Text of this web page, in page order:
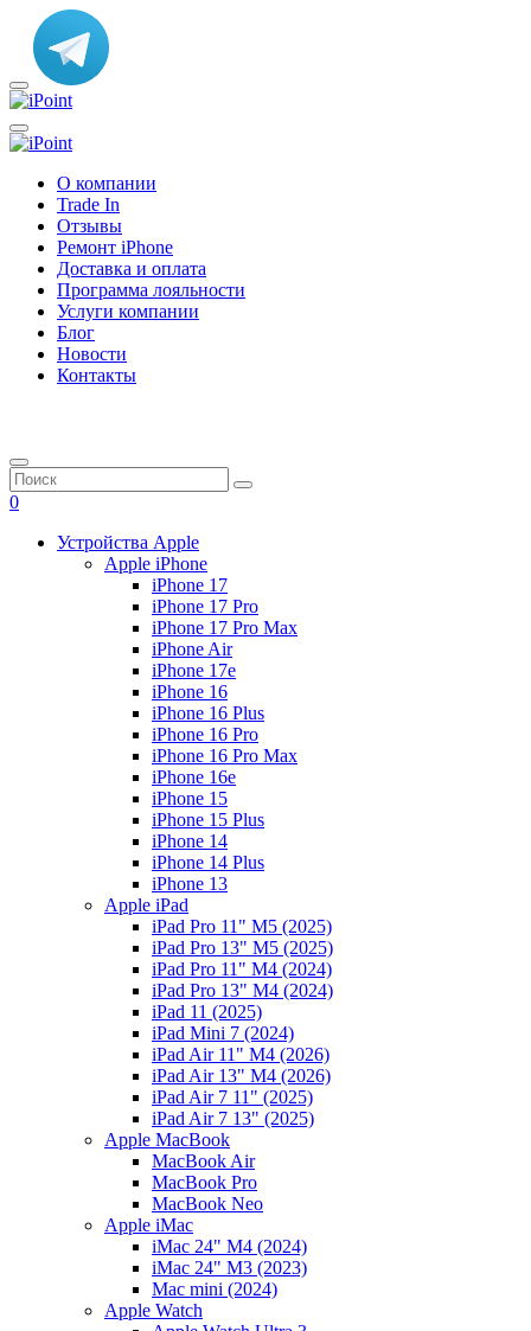
О компании
Trade In
Отзывы
Ремонт iPhone
Доставка и оплата
Программа лояльности
Услуги компании
Блог
Новости
Контакты
0
Устройства Apple
Apple iPhone
iPhone 17
iPhone 17 Pro
iPhone 17 Pro Max
iPhone Air
iPhone 17e
iPhone 16
iPhone 16 Plus
iPhone 16 Pro
iPhone 16 Pro Max
iPhone 16e
iPhone 15
iPhone 15 Plus
iPhone 14
iPhone 14 Plus
iPhone 13
Apple iPad
iPad Pro 11" M5 (2025)
iPad Pro 13" M5 (2025)
iPad Pro 11" M4 (2024)
iPad Pro 13" M4 (2024)
iPad 11 (2025)
iPad Mini 7 (2024)
iPad Air 11" M4 (2026)
iPad Air 13" M4 (2026)
iPad Air 7 11" (2025)
iPad Air 7 13" (2025)
Apple MacBook
MacBook Air
MacBook Pro
MacBook Neo
Apple iMac
iMac 24" M4 (2024)
iMac 24" M3 (2023)
Mac mini (2024)
Apple Watch